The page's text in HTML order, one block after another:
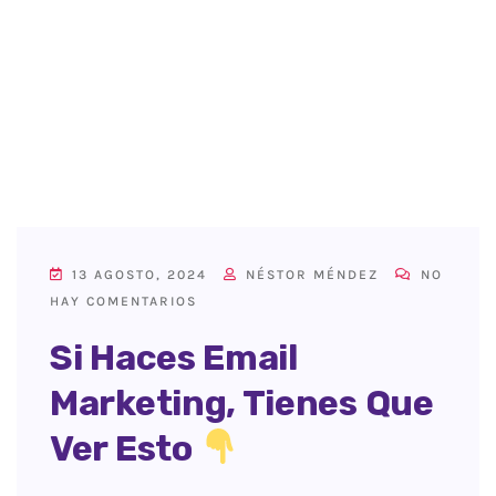
13 AGOSTO, 2024 NÉSTOR MÉNDEZ
NO
HAY COMENTARIOS
Si Haces Email
Marketing, Tienes Que
Ver Esto